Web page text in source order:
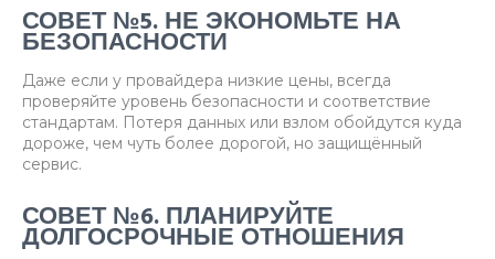
СОВЕТ №5. НЕ ЭКОНОМЬТЕ НА
БЕЗОПАСНОСТИ
Даже если у провайдера низкие цены, всегда
проверяйте уровень безопасности и соответствие
стандартам. Потеря данных или взлом обойдутся куда
дороже, чем чуть более дорогой, но защищённый
сервис.
СОВЕТ №6. ПЛАНИРУЙТЕ
ДОЛГОСРОЧНЫЕ ОТНОШЕНИЯ